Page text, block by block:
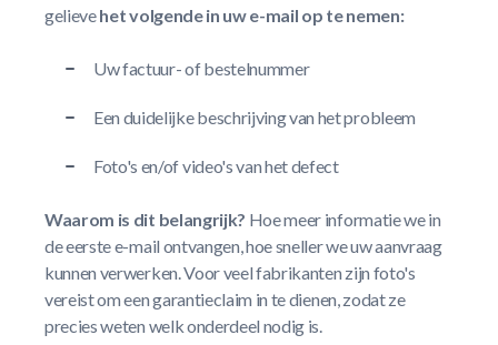
gelievehet volgende in uw e-mail op te nemen:
Uw factuur- of bestelnummer
Een duidelijke beschrijving van het probleem
Foto's en/of video's van het defect
Waarom is dit belangrijk? Hoe meer informatie we in
de eerste e-mail ontvangen, hoe sneller we uw aanvraag
kunnen verwerken. Voor veel fabrikanten zijn foto's
vereist om een garantieclaim in te dienen, zodat ze
precies weten welk onderdeel nodig is.